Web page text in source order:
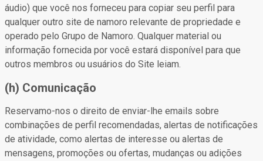
áudio) que você nos forneceu para copiar seu perfil para
qualquer outro site de namoro relevante de propriedade e
operado pelo Grupo de Namoro. Qualquer material ou
informação fornecida por você estará disponível para que
outros membros ou usuários do Site leiam.
(h) Comunicação
Reservamo-nos o direito de enviar-lhe emails sobre
combinações de perfil recomendadas, alertas de notificações
de atividade, como alertas de interesse ou alertas de
mensagens, promoções ou ofertas, mudanças ou adições